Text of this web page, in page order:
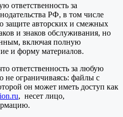
ответственность за
РФ, в том числе
защите авторских и смежных
и знаков обслуживания, но
включая полную
и форму материалов.
ответственность за любую
ограничиваясь: файлы с
он может иметь доступ как
, несет лицо,